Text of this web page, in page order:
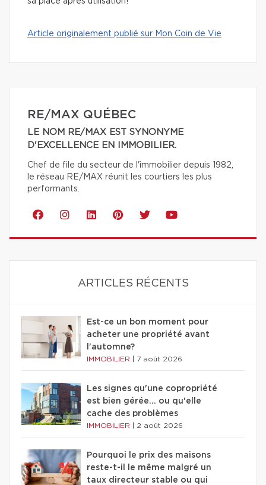
Article originalement publié sur Mon Coin de Vie
RE/MAX QUÉBEC
LE NOM RE/MAX EST SYNONYME
D'EXCELLENCE EN IMMOBILIER.
Chef de file du secteur de l'immobilier depuis 1982,
le réseau RE/MAX réunit les courtiers les plus
performants.
ARTICLES RÉCENTS
Est-ce un bon moment pour
acheter une propriété avant
l'automne?
IMMOBILIER 7 août 2026
Les signes qu'une copropriété
est bien gérée… ou qu'elle
cache des problèmes
IMMOBILIER 2 août 2026
Pourquoi le prix des maisons
reste-t-il le même malgré un
taux directeur stable ou qui